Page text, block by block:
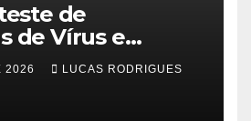
de
de Vírus e
2026 LUCAS RODRIGUES